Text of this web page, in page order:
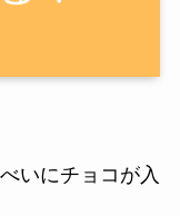
いにチョコが入